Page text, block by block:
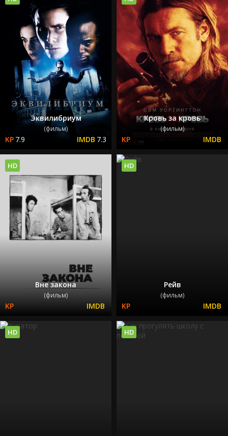
Эквилибриум
(фильм)
7.9 7.3
Кровь за кровь
(фильм)
Вне закона
(фильм)
HD
Рейв
(фильм)
HD
HD HD